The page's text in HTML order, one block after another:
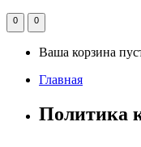
0 0
Ваша корзина
Главная
Политика